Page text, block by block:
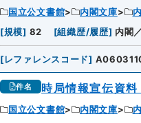
国立公文書館 内閣文庫
[規模] 82 [組織歴/履歴] 内閣
[レファレンスコード]
件名 時局情報宣伝資
国立公文書館 内閣文庫